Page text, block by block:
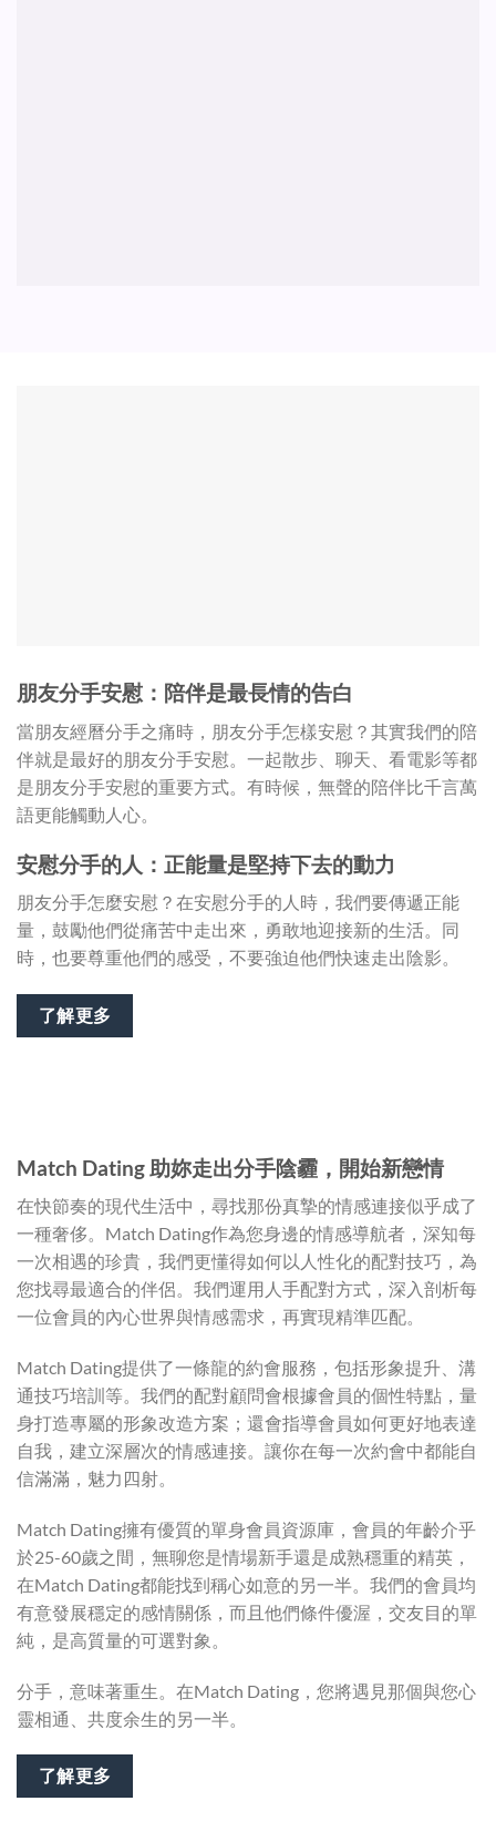
朋友分手安慰：陪伴是最長情的告白
當朋友經曆分手之痛時，朋友分手怎樣安慰？其實我們的陪
伴就是最好的朋友分手安慰。一起散步、聊天、看電影等都
是朋友分手安慰的重要方式。有時候，無聲的陪伴比千言萬
語更能觸動人心。
安慰分手的人：正能量是堅持下去的動力
朋友分手怎麼安慰？在安慰分手的人時，我們要傳遞正能
量，鼓勵他們從痛苦中走出來，勇敢地迎接新的生活。同
時，也要尊重他們的感受，不要強迫他們快速走出陰影。
了解更多
Match Dating 助妳走出分手陰霾，開始新戀情
在快節奏的現代生活中，尋找那份真摯的情感連接似乎成了
一種奢侈。Match Dating作為您身邊的情感導航者，深知每
一次相遇的珍貴，我們更懂得如何以人性化的配對技巧，為
您找尋最適合的伴侶。我們運用人手配對方式，深入剖析每
一位會員的內心世界與情感需求，再實現精準匹配。
Match Dating提供了一條龍的約會服務，包括形象提升、溝
通技巧培訓等。我們的配對顧問會根據會員的個性特點，量
身打造專屬的形象改造方案；還會指導會員如何更好地表達
自我，建立深層次的情感連接。讓你在每一次約會中都能自
信滿滿，魅力四射。
Match Dating擁有優質的單身會員資源庫，會員的年齡介乎
於25-60歲之間，無聊您是情場新手還是成熟穩重的精英，
在Match Dating都能找到稱心如意的另一半。我們的會員均
有意發展穩定的感情關係，而且他們條件優渥，交友目的單
純，是高質量的可選對象。
分手，意味著重生。在Match Dating，您將遇見那個與您心
靈相通、共度余生的另一半。
了解更多